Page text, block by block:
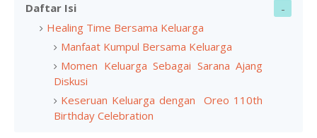
Daftar Isi
Healing Time Bersama Keluarga
Manfaat Kumpul Bersama Keluarga
Momen Keluarga Sebagai Sarana Ajang
Diskusi
Keseruan Keluarga dengan Oreo 110th
Birthday Celebration